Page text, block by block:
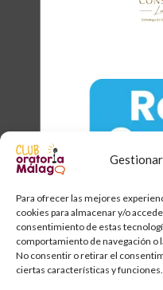
Para ofrecer las mejores
cookies para almacenar y/o
consentimiento de estas
comportamiento de navegación o
No consentir o retirar el
ciertas características y funciones.